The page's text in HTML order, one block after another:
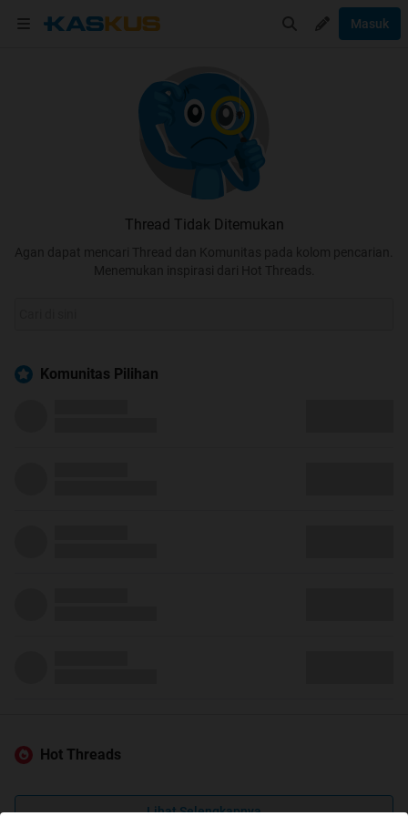
Masuk
Thread Tidak Ditemukan
Agan dapat mencari Thread dan Komunitas pada kolom pencarian.
Menemukan inspirasi dari Hot Threads.
Komunitas Pilihan
Hot Threads
Lihat Selengkapnya